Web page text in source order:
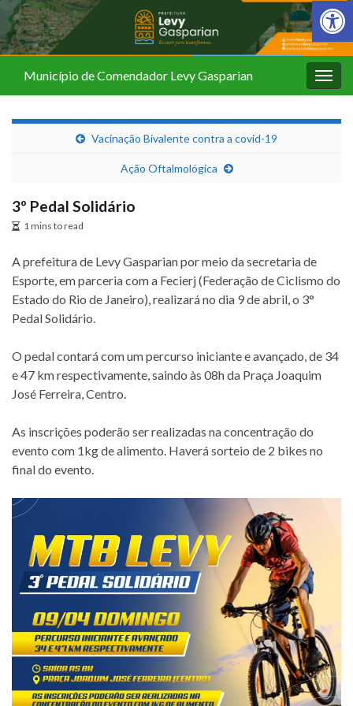
Barra de
Município de Comendador Levy Gasparian
Vacinação Bivalente contra a covid-19
Ação Oftalmológica
3º Pedal Solidário
1 mins to read
A prefeitura de Levy Gasparian por meio da secretaria de
Esporte, em parceria com a Fecierj (Federação de Ciclismo do
Estado do Rio de Janeiro), realizará no dia 9 de abril, o 3°
Pedal Solidário.
O pedal contará com um percurso iniciante e avançado, de 34
e 47 km respectivamente, saindo às 08h da Praça Joaquim
José Ferreira, Centro.
As inscrições poderão ser realizadas na concentração do
evento com 1kg de alimento. Haverá sorteio de 2 bikes no
final do evento.